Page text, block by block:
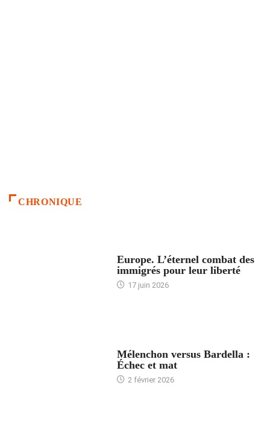
CHRONIQUE
Europe. L’éternel combat des
immigrés pour leur liberté
17 juin 2026
Mélenchon versus Bardella :
Échec et mat
2 février 2026